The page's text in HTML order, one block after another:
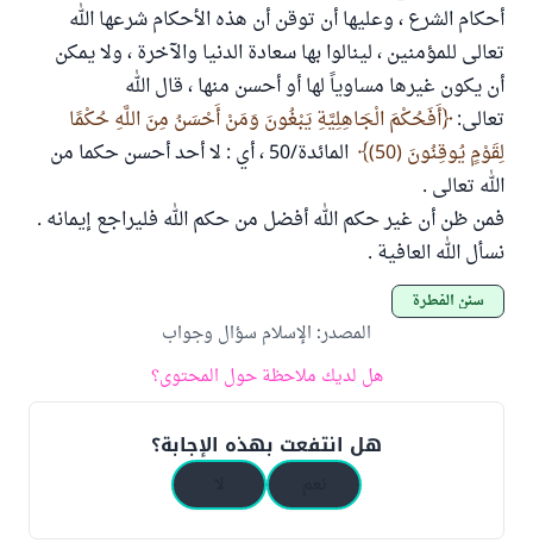
أحكام الشرع ، وعليها أن توقن أن هذه الأحكام شرعها الله
تعالى للمؤمنين ، لينالوا بها سعادة الدنيا والآخرة ، ولا يمكن
أن يكون غيرها مساوياً لها أو أحسن منها ، قال الله
تعالى: أَفَحُكْمَ الْجَاهِلِيَّةِ يَبْغُونَ وَمَنْ أَحْسَنُ مِنَ اللَّهِ حُكْمًا
لِقَوْمٍ يُوقِنُونَ (50)
المائدة/50 ، أي : لا أحد أحسن حكما من
الله تعالى .
فمن ظن أن غير حكم الله أفضل من حكم الله فليراجع إيمانه .
نسأل الله العافية .
سنن الفطرة
المصدر: الإسلام سؤال وجواب
هل لديك ملاحظة حول المحتوى؟
هل انتفعت بهذه الإجابة؟